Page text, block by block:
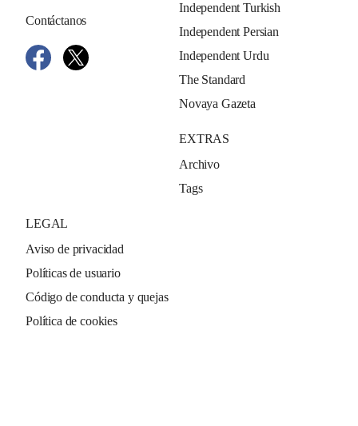
Contáctanos
Independent Turkish
Independent Persian
Independent Urdu
The Standard
Novaya Gazeta
EXTRAS
Archivo
Tags
LEGAL
Aviso de privacidad
Políticas de usuario
Código de conducta y quejas
Política de cookies